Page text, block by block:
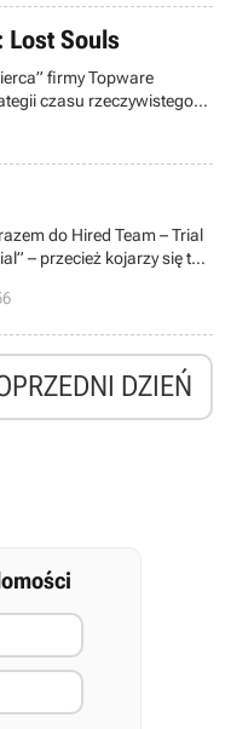
ci, którym nie bardzo
gdyż przeniesiemy
Europy.
Lost Souls
firmy Topware
czasu rzeczywistego
Infinite-X na bazie
przez odział
i fabule znajdziecie tam
do Hired Team – Trial
– przecież kojarzy się to z
War 2 i Comanche 4.
powinien się ukazać, a
DZIEŃ